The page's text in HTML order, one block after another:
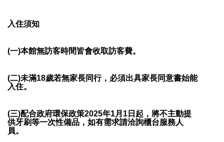
入住須知
(一)本館無訪客時間皆會收取訪客費。
(二)未滿18歲若無家長同行，必須出具家長同意書始能
入住。
(三)配合政府環保政策2025年1月1日起，將不主動提
供牙刷等一次性備品，如有需求請洽詢櫃台服務人
員。